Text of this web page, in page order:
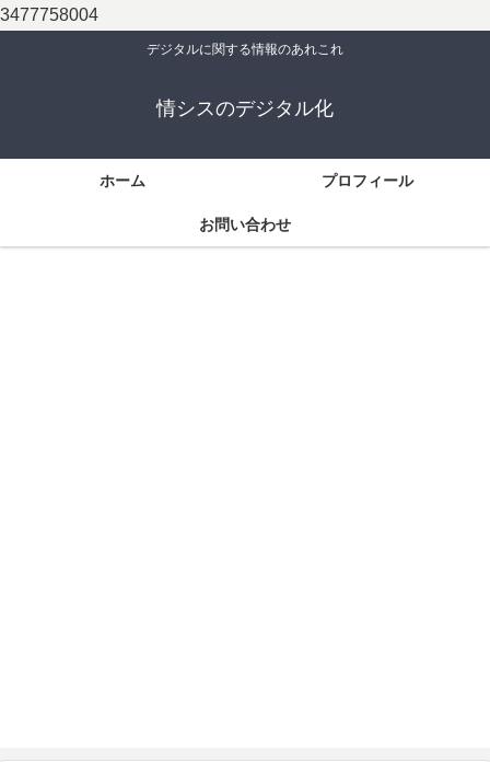
3477758004
デジタルに関する情報のあれこれ
情シスのデジタル化
ホーム プロフィール
お問い合わせ